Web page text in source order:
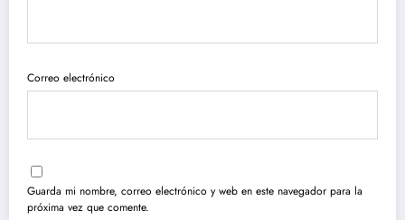
Correo electrónico
Guarda mi nombre, correo electrónico y web en este navegador para la
próxima vez que comente.